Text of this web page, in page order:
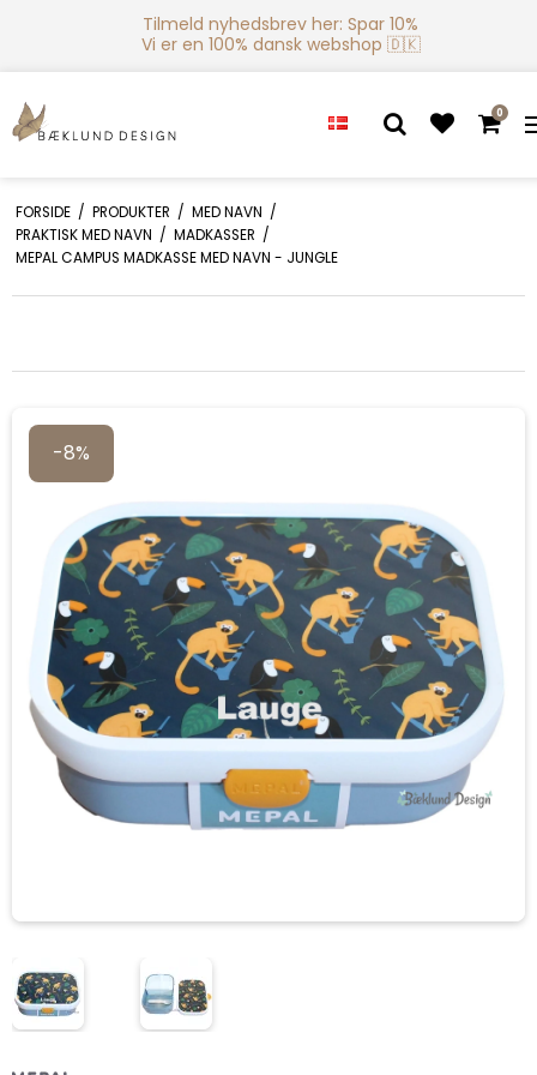
Tilmeld nyhedsbrev her: Spar 10%
Vi er en 100% dansk webshop 🇩🇰
0
FORSIDE / PRODUKTER / MED NAVN /
PRAKTISK MED NAVN / MADKASSER /
MEPAL CAMPUS MADKASSE MED NAVN - JUNGLE
-8%